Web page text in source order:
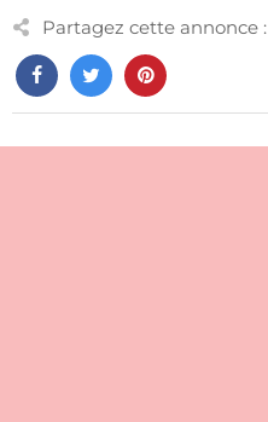
Partagez cette annonce :